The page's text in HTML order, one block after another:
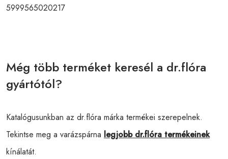
5999565020217
Még több terméket keresél a dr.flóra
gyártótól?
Katalógusunkban az dr.flóra márka termékei szerepelnek.
Tekintse meg a varázspárna legjobb dr.flóra termékeinek
kínálatát.